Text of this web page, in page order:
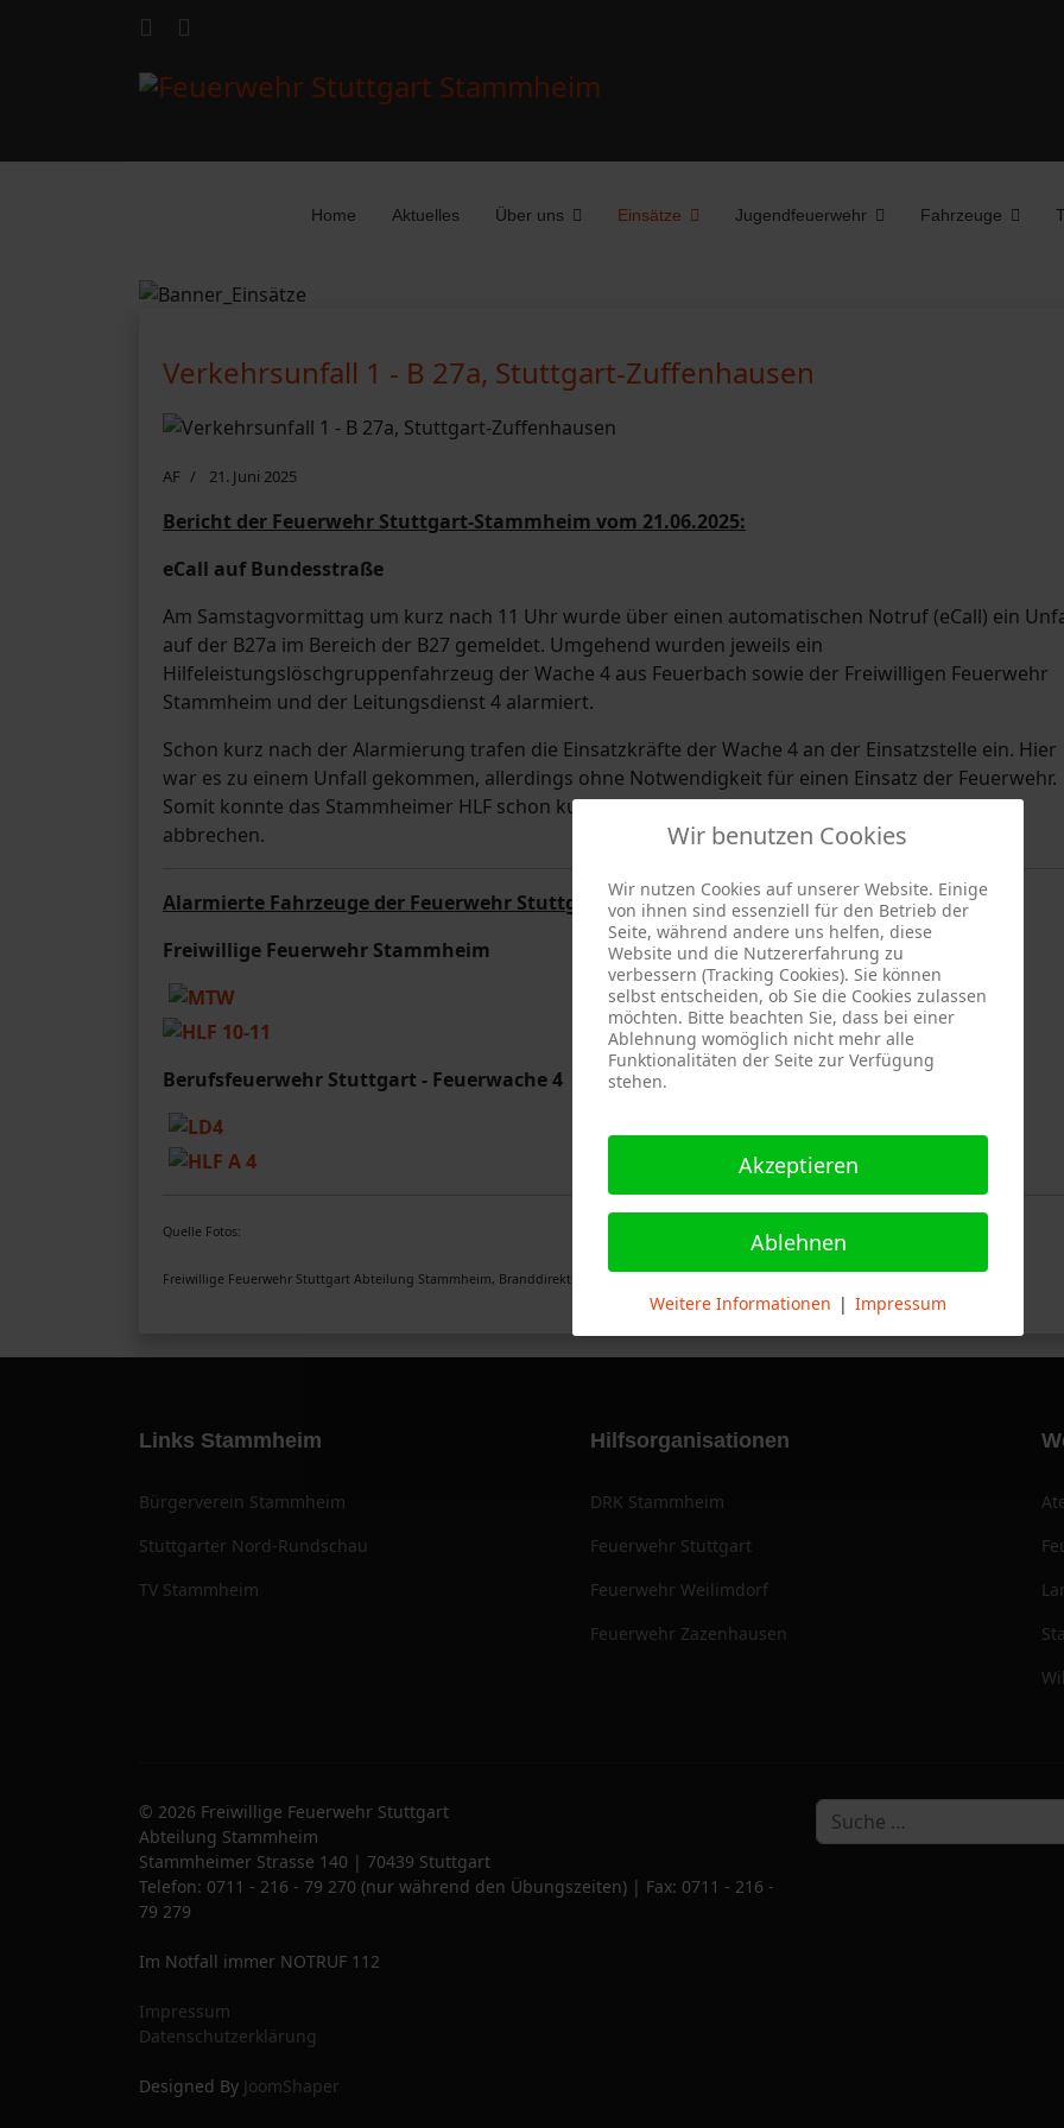
Home Aktuelles Über uns Einsätze Jugendfeuerwehr Fahrzeuge
Verkehrsunfall 1 - B 27a, Stuttgart-Zuffenhausen
AF 21. Juni 2025
Bericht der Feuerwehr Stuttgart-Stammheim vom 21.06.2025:
eCall auf Bundesstraße
Am Samstagvormittag um kurz nach 11 Uhr wurde über einen automatischen Notruf (eCall) ein
auf der B27a im Bereich der B27 gemeldet. Umgehend wurden jeweils ein
Hilfeleistungslöschgruppenfahrzeug der Wache 4 aus Feuerbach sowie der Freiwilligen Feuerwehr
Stammheim und der Leitungsdienst 4 alarmiert.
Schon kurz nach der Alarmierung trafen die Einsatzkräfte der Wache 4 an der Einsatzstelle ein. Hier
war es zu einem Unfall gekommen, allerdings ohne Notwendigkeit für einen Einsatz der Feuerwehr.
Somit konnte das Stammheimer HLF schon kurz nach dem Ausrücken die Einsatzfahrt wieder
abbrechen.
Alarmierte Fahrzeuge der Feuerwehr Stuttgart
Freiwillige Feuerwehr Stammheim
Berufsfeuerwehr Stuttgart - Feuerwache 4
Quelle Fotos:
Freiwillige Feuerwehr Stuttgart Abteilung Stammheim, Branddirektion Stuttgart
Links Stammheim
Bürgerverein Stammheim
Stuttgarter Nord-Rundschau
TV Stammheim
Hilfsorganisationen
DRK Stammheim
Feuerwehr Stuttgart
Feuerwehr Weilimdorf
Feuerwehr Zazenhausen
© 2026 Freiwillige Feuerwehr Stuttgart
Abteilung Stammheim
Stammheimer Strasse 140 | 70439 Stuttgart
Telefon: 0711 - 216 - 79 270 (nur während den Übungszeiten) | Fax: 0711 - 216 -
79 279
Im Notfall immer NOTRUF 112
Impressum
Datenschutzerklärung
Designed By JoomShaper
Wir benutzen Cookies
Wir nutzen Cookies auf unserer Website. Einige
von ihnen sind essenziell für den Betrieb der
Seite, während andere uns helfen, diese
Website und die Nutzererfahrung zu
verbessern (Tracking Cookies). Sie können
selbst entscheiden, ob Sie die Cookies zulassen
möchten. Bitte beachten Sie, dass bei einer
Ablehnung womöglich nicht mehr alle
Funktionalitäten der Seite zur Verfügung
stehen.
Akzeptieren
Ablehnen
Weitere Informationen | Impressum